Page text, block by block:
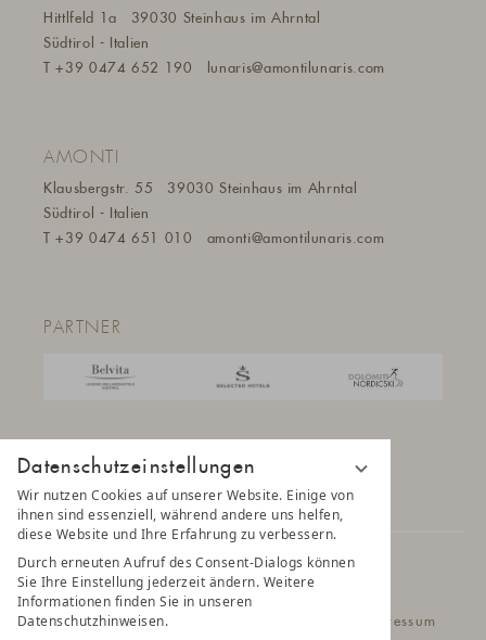
Datenschutzeinstellungen
Wir nutzen Cookies auf unserer Website. Einige von
ihnen sind essenziell, während andere uns helfen,
diese Website und Ihre Erfahrung zu verbessern.
Durch erneuten Aufruf des Consent-Dialogs können
Sie Ihre Einstellung jederzeit ändern. Weitere
Informationen finden Sie in unseren
Datenschutzhinweisen.
AMONTI
Klausbergstr. 55
39030 Steinhaus im Ahrntal
Südtirol - Italien
T+39 0474 651 010 amonti@amontilunaris.com
Hittlfeld 1a
39030 Steinhaus im Ahrntal
Südtirol - Italien
T+39 0474 652 190 lunaris@amontilunaris.com
PARTNER
© 2025 AMONTI & LUNARIS Wellnessresort
Datenschutz Datenschutzeinstellungen Impressum